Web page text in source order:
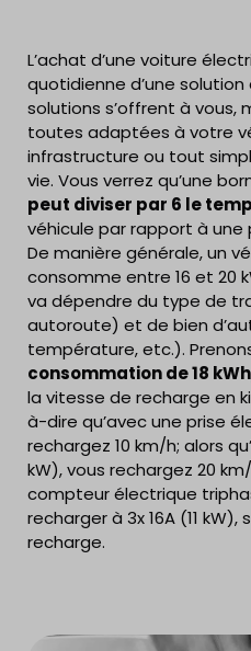
L’achat d’une voiture
quotidienne d’une solution
solutions s’offrent à vous,
toutes adaptées à votre
infrastructure ou tout
vie. Vous verrez qu’une
peut diviser par 6 le
véhicule par rapport à une
De manière générale, un
consomme entre 16 et 20
va dépendre du type de
autoroute) et de bien
température, etc.).
consommation de 18
la vitesse de recharge en
à-dire qu’avec une prise
rechargez 10 km/h; alors
kW), vous rechargez 20
compteur électrique
recharger à 3x 16A (11
recharge.